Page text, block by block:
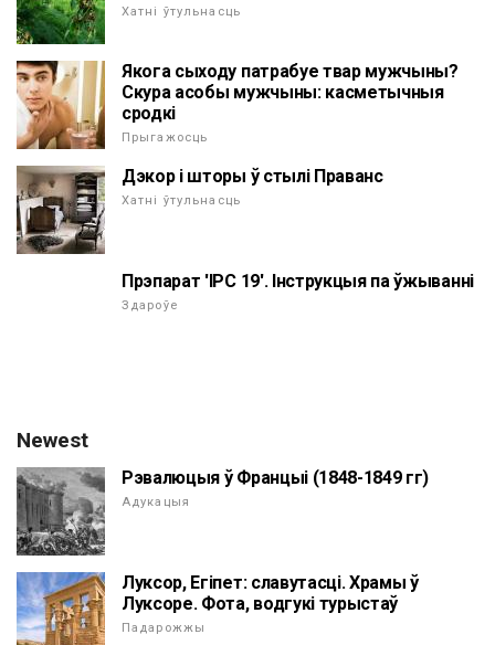
Хатні ўтульнасць
Якога сыходу патрабуе твар мужчыны?
Скура асобы мужчыны: касметычныя
сродкі
Прыгажосць
Дэкор і шторы ў стылі Праванс
Хатні ўтульнасць
Прэпарат 'ІРС 19'. Інструкцыя па ўжыванні
Здароўе
Newest
Рэвалюцыя ў Францыі (1848-1849 гг)
Адукацыя
Луксор, Егіпет: славутасці. Храмы ў
Луксоре. Фота, водгукі турыстаў
Падарожжы